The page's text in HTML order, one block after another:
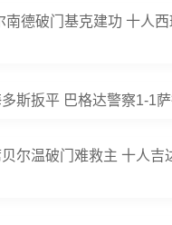
南德破门基克建功 十人
斯扳平 巴格达警察1-1
尔温破门难救主 十人吉